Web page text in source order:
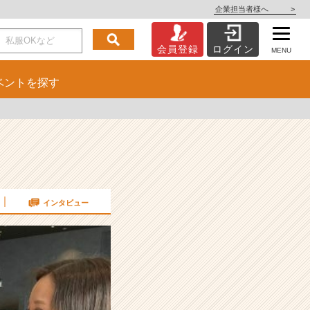
企業担当者様へ >
会員登録 ログイン MENU
ント を探す
インタビュー